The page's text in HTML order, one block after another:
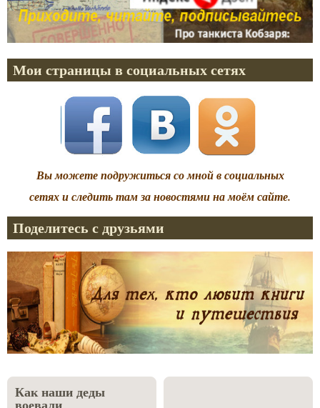
Мои страницы в социальных сетях
Вы можете подружиться со мной в социальных
сетях и следить там за новостями на моём сайте.
Поделитесь с друзьями
Как наши деды